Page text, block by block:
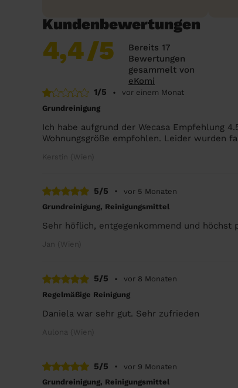
Kundenbewertungen
4,4/5
Bereits 17
Bewertungen
gesammelt von
eKomi
1/5
•
vor einem Monat
Grundreinigung
Ich habe aufgrund der Wecasa Empfehlung
Wohnungsgröße empfohlen. Leider wurden
Kerstin (Wien)
5/5 •
vor 5 Monaten
Grundreinigung, Reinigungsmittel
Sehr höflich, entgegenkommend und höchst
Jan (Wien)
5/5 •
vor 8 Monaten
Regelmäßige Reinigung
Daniela war sehr gut. Sehr zufrieden
Aulona (Wien)
5/5 •
vor 9 Monaten
Grundreinigung, Reinigungsmittel